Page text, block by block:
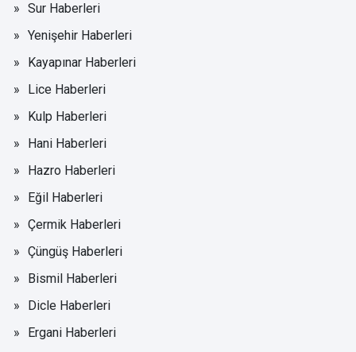
Sur Haberleri
Yenişehir Haberleri
Kayapınar Haberleri
Lice Haberleri
Kulp Haberleri
Hani Haberleri
Hazro Haberleri
Eğil Haberleri
Çermik Haberleri
Çüngüş Haberleri
Bismil Haberleri
Dicle Haberleri
Ergani Haberleri